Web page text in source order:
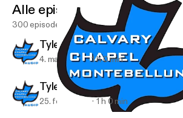
Alle episoder
300 episoder
Tyler Johnson - 1
4. mar. 2026 1 h 0 min
Tyler Johnson - 1
25. feb. 2026 1 h 0 min